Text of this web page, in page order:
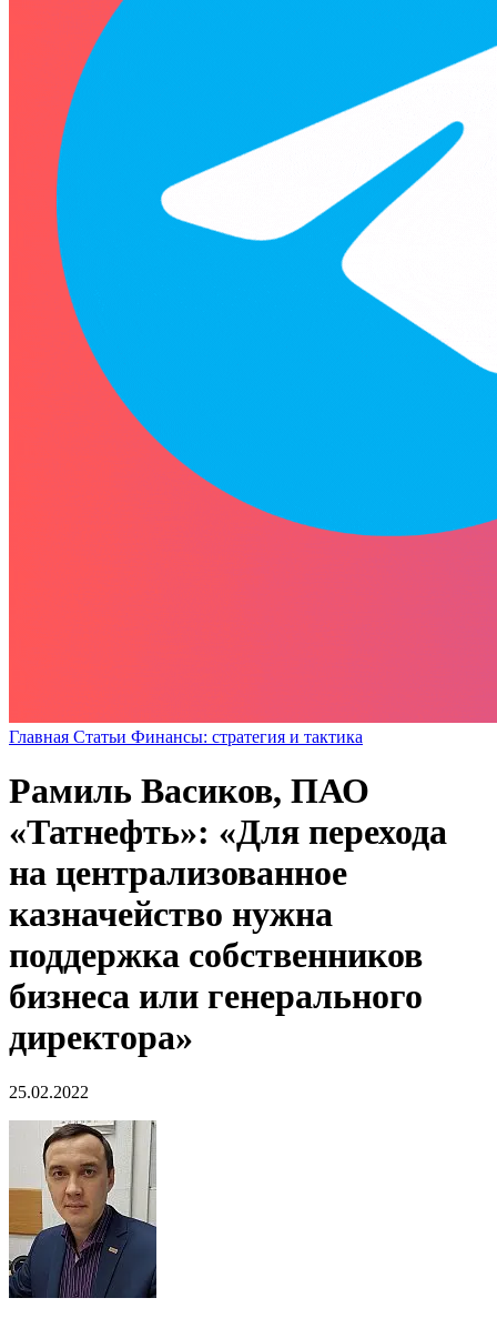
Главная Статьи Финансы: стратегия и тактика
Рамиль Васиков, ПАО
«Татнефть»: «Для перехода
на централизованное
казначейство нужна
поддержка собственников
бизнеса или генерального
директора»
25.02.2022